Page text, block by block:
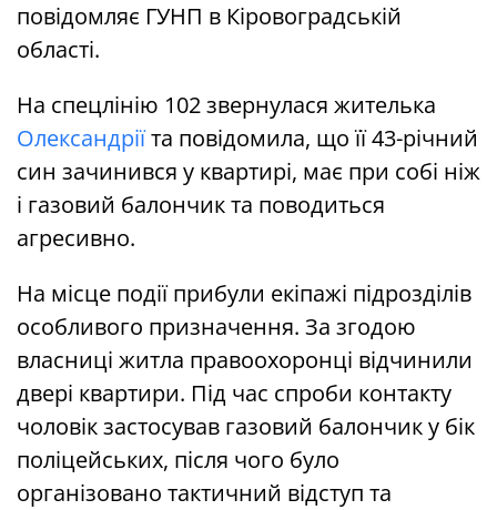
повідомляє ГУНП в Кіровоградській
області.
На спецлінію 102 звернулася жителька
Олександріїта повідомила, що її 43-річний
син зачинився у квартирі, має при собі ніж
і газовий балончик та поводиться
агресивно.
На місце події прибули екіпажі підрозділів
особливого призначення. За згодою
власниці житла правоохоронці відчинили
двері квартири. Під час спроби контакту
чоловік застосував газовий балончик у бік
поліцейських, після чого було
організовано тактичний відступ та